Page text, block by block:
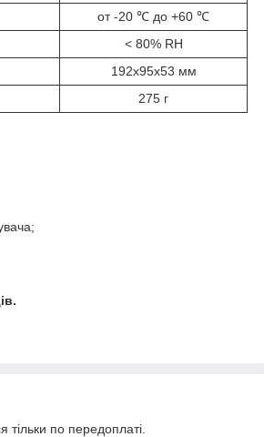
от -20 ℃ до +60 ℃
< 80% RH
192х95х53 мм
275 г
тільки по передоплаті.